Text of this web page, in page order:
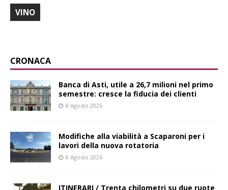
VINO
CRONACA
Banca di Asti, utile a 26,7 milioni nel primo
semestre: cresce la fiducia dei clienti
8 Agosto 2026
Modifiche alla viabilità a Scaparoni per i
lavori della nuova rotatoria
8 Agosto 2026
ITINERARI / Trenta chilometri su due ruote